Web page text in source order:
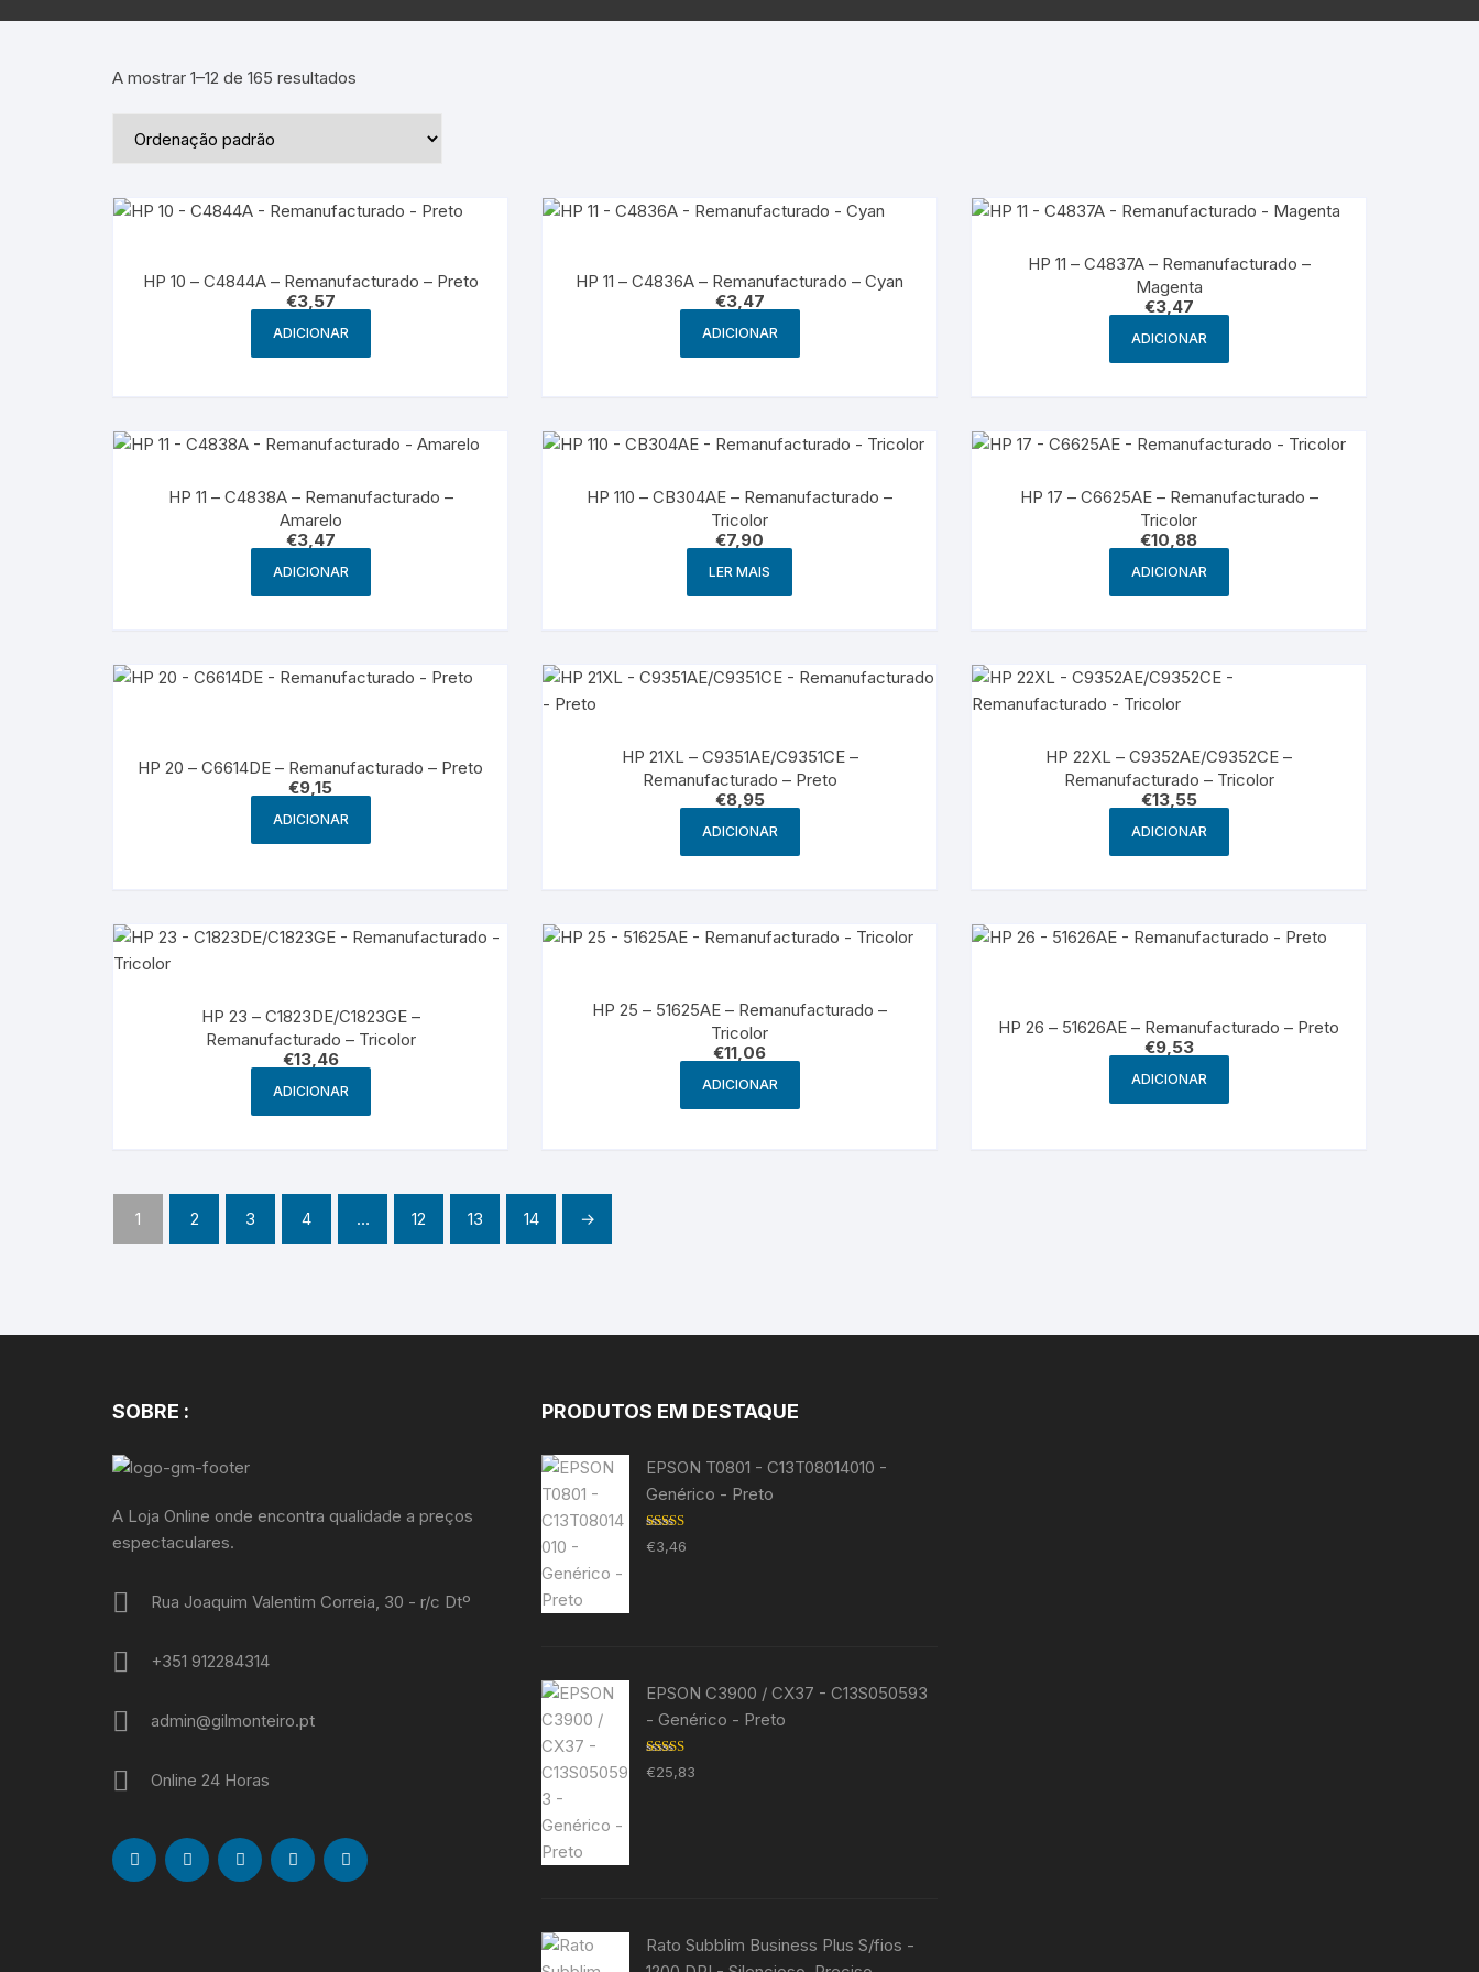
HP – Pack
Lexmark
Lexmark – Pack
A mostrar 1–12 de 165 resultados
HP 10 – C4844A – Remanufacturado – Preto
€3,57
ADICIONAR
HP 11 – C4836A – Remanufacturado – Cyan
€3,47
ADICIONAR
HP 11 – C4837A – Remanufacturado –
Magenta
€3,47
ADICIONAR
HP 11 – C4838A – Remanufacturado –
Amarelo
€3,47
ADICIONAR
HP 110 – CB304AE – Remanufacturado –
Tricolor
€7,90
LER MAIS
HP 17 – C6625AE – Remanufacturado –
Tricolor
€10,88
ADICIONAR
HP 20 – C6614DE – Remanufacturado – Preto
€9,15
ADICIONAR
HP 21XL – C9351AE/C9351CE –
Remanufacturado – Preto
€8,95
ADICIONAR
HP 22XL – C9352AE/C9352CE –
Remanufacturado – Tricolor
€13,55
ADICIONAR
HP 23 – C1823DE/C1823GE –
Remanufacturado – Tricolor
€13,46
ADICIONAR
HP 25 – 51625AE – Remanufacturado –
Tricolor
€11,06
ADICIONAR
HP 26 – 51626AE – Remanufacturado – Preto
€9,53
ADICIONAR
1 2 3 4 … 12 13 14 →
SOBRE :
A Loja Online onde encontra qualidade a preços
espectaculares.
Rua Joaquim Valentim Correia, 30 - r/c Dtº
+351 912284314
admin@gilmonteiro.pt
Online 24 Horas
PRODUTOS EM DESTAQUE
EPSON T0801 - C13T08014010 -
Genérico - Preto
Avaliação
5.00 de 5
€3,46
EPSON C3900 / CX37 - C13S050593
- Genérico - Preto
Avaliação
5.00de 5
€25,83
Rato Subblim Business Plus S/fios -